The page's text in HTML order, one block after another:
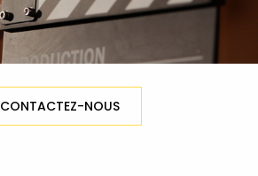
CONTACTEZ-NOUS